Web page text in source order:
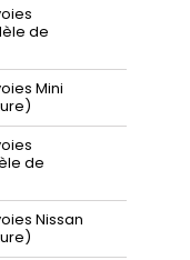
de
Mini
de
Nissan